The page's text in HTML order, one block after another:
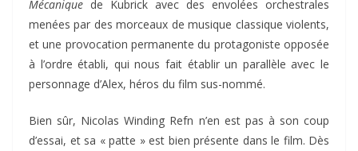
Mécanique de Kubrick avec des envolées orchestrales
menées par des morceaux de musique classique violents,
et une provocation permanente du protagoniste opposée
à l’ordre établi, qui nous fait établir un parallèle avec le
personnage d’Alex, héros du film sus-nommé.
Bien sûr, Nicolas Winding Refn n’en est pas à son coup
d’essai, et sa « patte » est bien présente dans le film. Dès